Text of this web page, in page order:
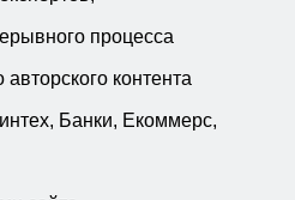
процесса
контента
Банки, Екоммерс,